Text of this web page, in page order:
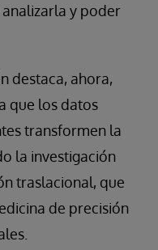
y poder
destaca, ahora,
que los datos
transformen la
la investigación
traslacional, que
de precisión